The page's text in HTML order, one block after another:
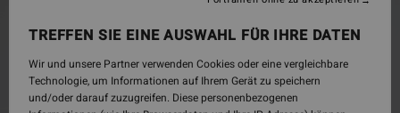
TREFFEN SIE EINE AUSWAHL FÜR IHRE DATEN
Wir und unsere Partner verwenden Cookies oder eine vergleichbare
Technologie, um Informationen auf Ihrem Gerät zu speichern
und/oder darauf zuzugreifen. Diese personenbezogenen